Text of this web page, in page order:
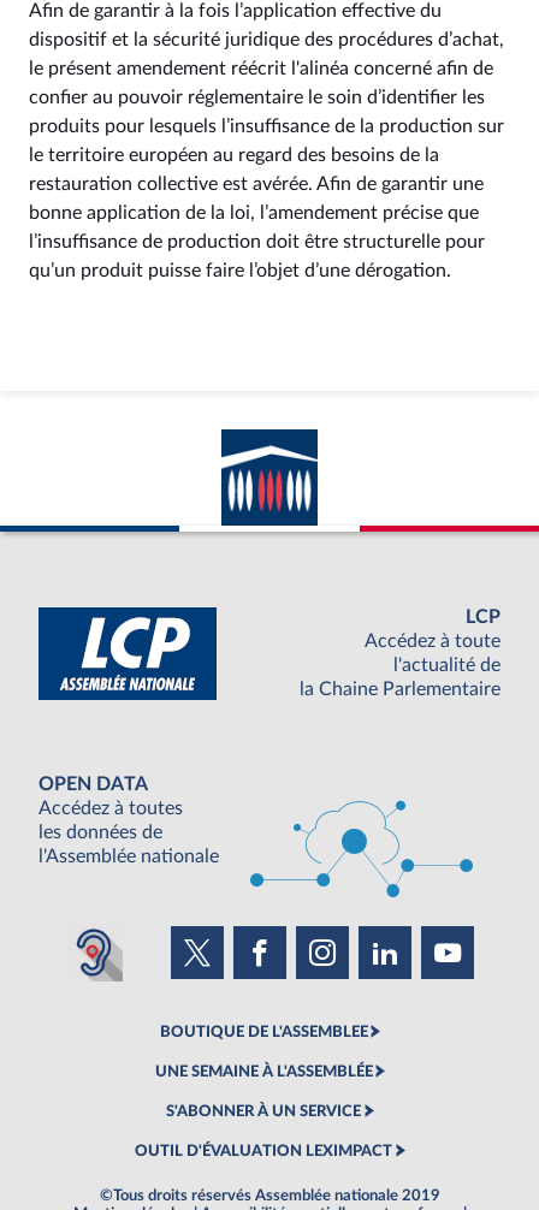
Afin de garantir à la fois l’application effective du
dispositif et la sécurité juridique des procédures d’achat,
le présent amendement réécrit l'alinéa concerné afin de
confier au pouvoir réglementaire le soin d’identifier les
produits pour lesquels l’insuffisance de la production sur
le territoire européen au regard des besoins de la
restauration collective est avérée. Afin de garantir une
bonne application de la loi, l’amendement précise que
l’insuffisance de production doit être structurelle pour
qu’un produit puisse faire l’objet d’une dérogation.
LCP
Accédez à toute
l'actualité de
la Chaine Parlementaire
OPEN DATA
Accédez à toutes
les données de
l'Assemblée nationale
BOUTIQUE DE L'ASSEMBLEE
UNE SEMAINE À L'ASSEMBLÉE
S'ABONNER À UN SERVICE
OUTIL D'ÉVALUATION LEXIMPACT
©Tous droits réservés Assemblée nationale 2019